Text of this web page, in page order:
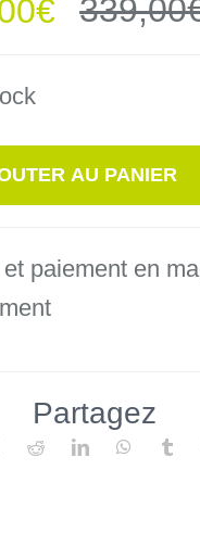
339,00
€
AU PANIER
paiement en
Partagez